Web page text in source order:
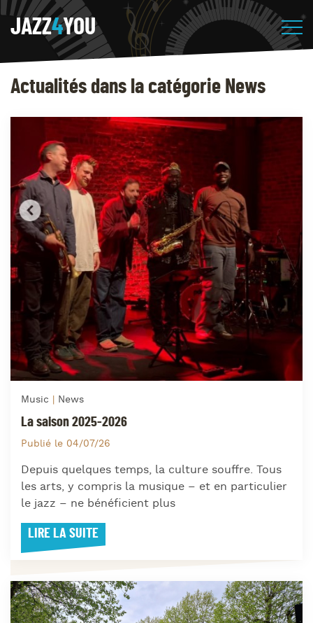
JAZZ4YOU
Actualités dans la catégorie News
Music News
La saison 2025-2026
Publié le 04/07/26
Depuis quelques temps, la culture souffre. Tous
les arts, y compris la musique – et en particulier
le jazz – ne bénéficient plus
LIRE LA SUITE